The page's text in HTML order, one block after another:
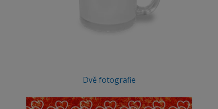
Dvě fotografie